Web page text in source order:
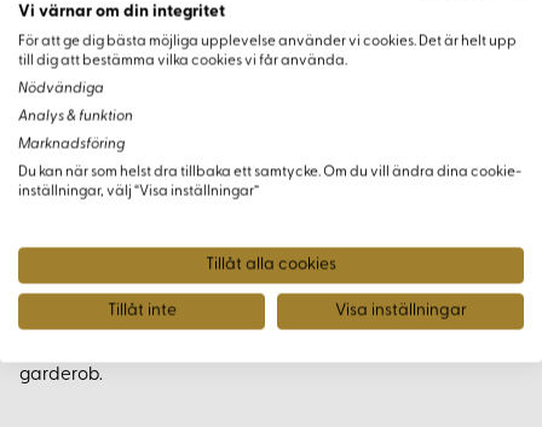
klipper till delarna.
Aktuella Trender och
Inspiration
Omlottklänningar och kjolar erbjuder en tidlös stil med
mycket rörelsefrihet. För att få en modern look kan du
det handlar om hållbarhet, överväg att använda ekologiska
tyger eller återvunnet material. Denna typ av klänning och
kjol passar både vardag och festligare tillfällen beroende
garderob.
Vi värnar om din integritet
För att ge dig bästa möjliga upplevelse använder vi cookies. Det är helt upp
till dig att bestämma vilka cookies vi får använda.
Nödvändiga
Analys & funktion
Marknadsföring
Du kan när som helst dra tillbaka ett samtycke. Om du vill ändra dina cookie-
inställningar, välj “Visa inställningar”
Tillåt alla cookies
Tillåt inte Visa inställningar